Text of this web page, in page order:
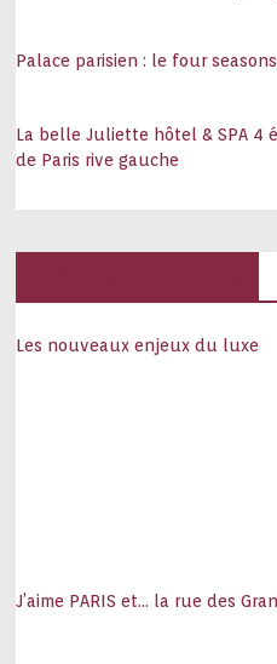
Palace parisien : le four
La belle Juliette hôtel & SPA 4
de Paris rive gauche
Les nouveaux enjeux du luxe
J’aime PARIS et… la rue des